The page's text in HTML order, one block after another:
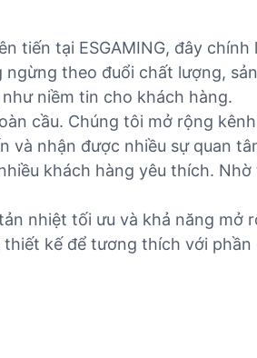
tiến tại ESGAMING, đây chính
theo đuổi chất lượng,
niềm tin cho khách hàng.
cầu. Chúng tôi mở rộng
và nhận được nhiều sự quan
khách hàng yêu thích.
nhiệt tối ưu và khả năng mở
kế để tương thích với phần